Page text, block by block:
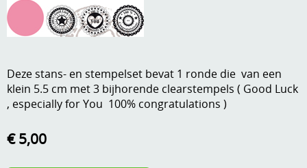
Andere
Dies om te stansen
DVD-CD
Mijn account
Info
Anders creatief
Gastenboek
Deze stans- en stempelset bevat 1 ronde die van een
klein 5.5 cm met 3 bijhorende clearstempels ( Good Luck
, especially for You 100% congratulations )
€ 5,00